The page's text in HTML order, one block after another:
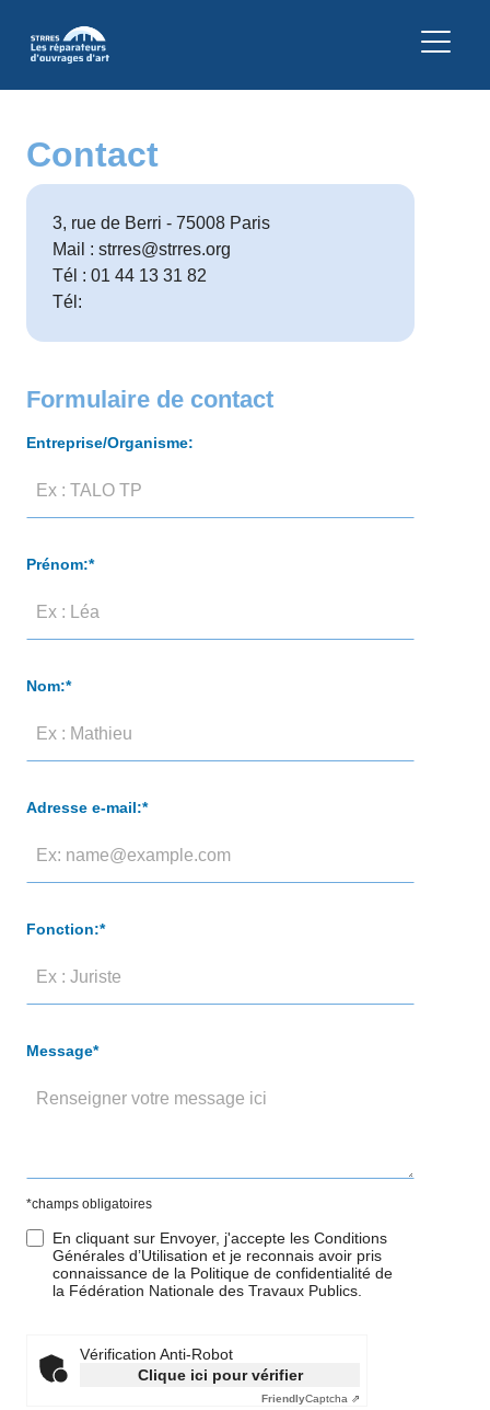
Contact
3, rue de Berri - 75008 Paris
Mail : strres@strres.org
Tél : 01 44 13 31 82
Tél:
Formulaire de contact
Entreprise/Organisme:
Prénom:*
Nom:*
Adresse e-mail:*
Fonction:*
Message*
*champs obligatoires
En cliquant sur Envoyer, j'accepte les Conditions
Générales d’Utilisation et je reconnais avoir pris
connaissance de la Politique de confidentialité de
la Fédération Nationale des Travaux Publics.
Vérification Anti-Robot
Clique ici pour vérifier
FriendlyCaptcha ⇗